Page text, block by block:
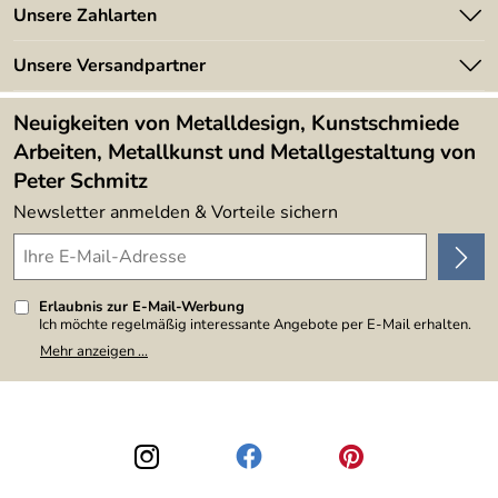
Kundeninformationen
Newsletter
Lieferbedingungen
Angebote
Kundenbewertungen (394)
4,9/5
Unsere Zahlarten
Unsere Versandpartner
Neuigkeiten von Metalldesign, Kunstschmiede
Arbeiten, Metallkunst und Metallgestaltung von
Peter Schmitz
Newsletter anmelden & Vorteile sichern
Erlaubnis zur E-Mail-Werbung
Ich möchte regelmäßig interessante Angebote per E-Mail erhalten.
Meine E-Mail-Adresse wird nicht an andere Unternehmen
weitergegeben. Zu statistischen Zwecken wird in anonymer Form
den Link "Abmelden" am Ende des Newsletters anklicke. Die
Datenschutzerklärung
habe ich zur Kenntnis genommen.
Mehr anzeigen ...